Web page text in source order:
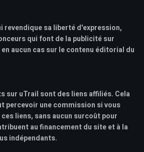
revendique sa liberté d'expression,
qui font de la publicité sur
aucun cas sur le contenu éditorial du
sur uTrail sont des liens affiliés. Cela
percevoir une commission si vous
liens, sans aucun surcoût pour
au financement du site et à la
indépendants.